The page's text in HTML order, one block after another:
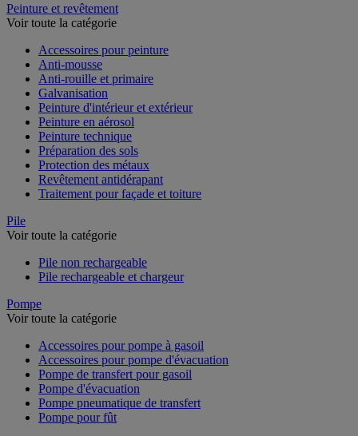
Peinture et revêtement
Voir toute la catégorie
Accessoires pour peinture
Anti-mousse
Anti-rouille et primaire
Galvanisation
Peinture d'intérieur et extérieur
Peinture en aérosol
Peinture technique
Préparation des sols
Protection des métaux
Revêtement antidérapant
Traitement pour façade et toiture
Pile
Voir toute la catégorie
Pile non rechargeable
Pile rechargeable et chargeur
Pompe
Voir toute la catégorie
Accessoires pour pompe à gasoil
Accessoires pour pompe d'évacuation
Pompe de transfert pour gasoil
Pompe d'évacuation
Pompe pneumatique de transfert
Pompe pour fût